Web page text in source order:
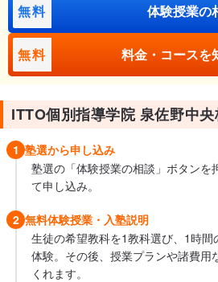
無料 体験授業の
無料 料金・コースを
ITTO個別指導学院 泉佐野中
1 塾選から申し込み
塾選の「体験授業の相談」ボタンを
て申し込み。
2 無料体験授業・入塾説明
生徒の希望教科を1教科選び、1時間
体験。その後、授業プランや諸費用
くれます。